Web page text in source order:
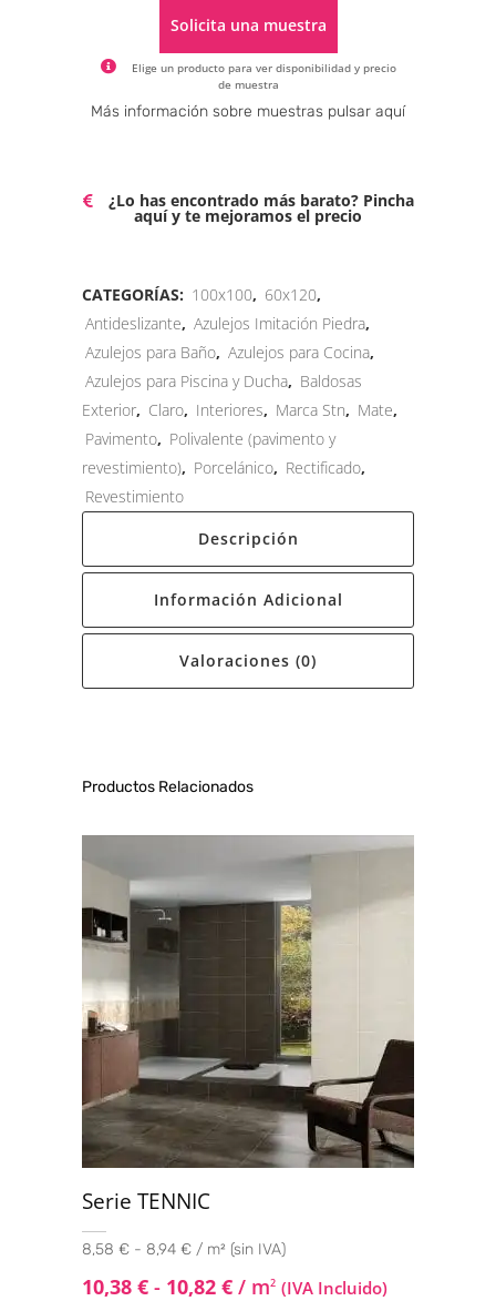
Solicita una muestra
Elige un producto para ver disponibilidad y precio
de muestra
Alternative:
Más información sobre muestras pulsar aquí
¿Lo has encontrado más barato? Pincha
aquí y te mejoramos el precio
CATEGORÍAS: 100x100, 60x120,
Antideslizante, Azulejos Imitación Piedra,
Azulejos para Baño, Azulejos para Cocina,
Azulejos para Piscina y Ducha, Baldosas
Exterior, Claro, Interiores, Marca Stn, Mate,
Pavimento, Polivalente (pavimento y
revestimiento), Porcelánico, Rectificado,
Revestimiento
Descripción
Información Adicional
Valoraciones (0)
Productos Relacionados
Serie TENNIC
8,58 € - 8,94 € / m² (sin IVA)
10,38 € - 10,82 € / m2 (IVA Incluido)